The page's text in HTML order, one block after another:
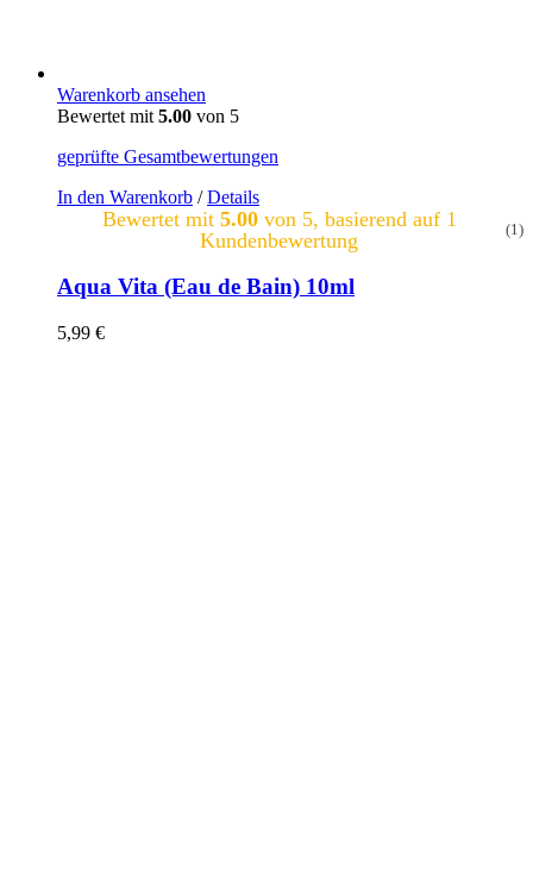
Warenkorb ansehen
Bewertet mit 5.00 von 5
geprüfte Gesamtbewertungen
In den Warenkorb / Details
Bewertet mit 5.00von 5, basierend auf 1
Kundenbewertung
(1)
Aqua Vita (Eau de Bain) 10ml
5,99 €